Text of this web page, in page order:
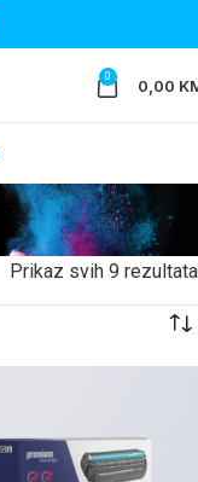
0 0,00
Prikaz svih 9 rezultata